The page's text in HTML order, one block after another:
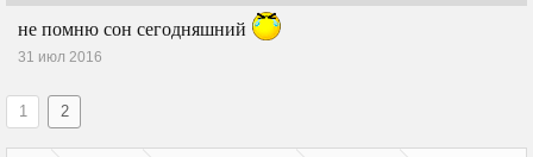
не помню сон сегодняшний
31 июл 2016
1 2